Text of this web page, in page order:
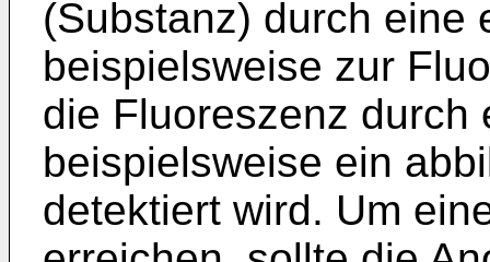
(Substanz) durch eine
beispielsweise zur
die Fluoreszenz durch
beispielsweise ein
detektiert wird. Um